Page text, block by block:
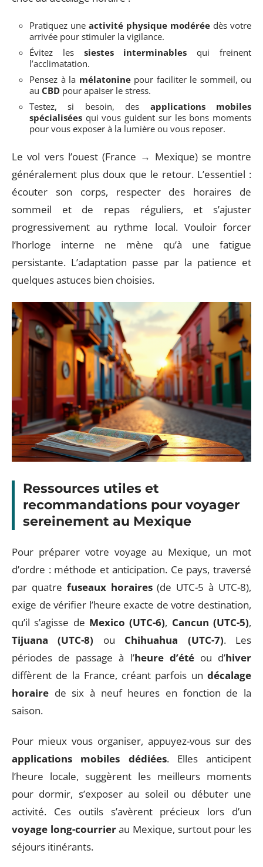
Pratiquez une activité physique modérée dès votre
arrivée pour stimuler la vigilance.
Évitez les siestes interminables qui freinent
l’acclimatation.
Pensez à la mélatoninepour faciliter le sommeil, ou
au CBD pour apaiser le stress.
Testez, si besoin, des applications mobiles
spécialisées qui vous guident sur les bons moments
pour vous exposer à la lumière ou vous reposer.
Le vol vers l’ouest (France → Mexique) se montre
généralement plus doux que le retour. L’essentiel :
écouter son corps, respecter des horaires de
sommeil et de repas réguliers, et s’ajuster
progressivement au rythme local. Vouloir forcer
l’horloge interne ne mène qu’à une fatigue
persistante. L’adaptation passe par la patience et
quelques astuces bien choisies.
Ressources utiles et
recommandations pour voyager
sereinement au Mexique
Pour préparer votre voyage au Mexique, un mot
d’ordre : méthode et anticipation. Ce pays, traversé
par quatre fuseaux horaires(de UTC-5 à UTC-8),
exige de vérifier l’heure exacte de votre destination,
qu’il s’agisse de Mexico (UTC-6), Cancun (UTC-5),
Tijuana (UTC-8) ou Chihuahua (UTC-7). Les
périodes de passage à l’heure d’étéou d’hiver
diffèrent de la France, créant parfois un décalage
horaire de six à neuf heures en fonction de la
saison.
Pour mieux vous organiser, appuyez-vous sur des
applications mobiles dédiées. Elles anticipent
l’heure locale, suggèrent les meilleurs moments
pour dormir, s’exposer au soleil ou débuter une
activité. Ces outils s’avèrent précieux lors d’un
voyage long-courrierau Mexique, surtout pour les
séjours itinérants.